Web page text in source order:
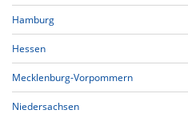
Hamburg
Hessen
Mecklenburg-Vorpommern
Niedersachsen